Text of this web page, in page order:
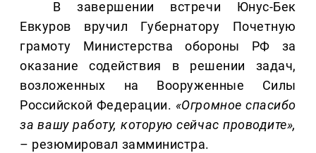
В завершении встречи Юнус-Бек
Евкуров вручил Губернатору Почетную
грамоту Министерства обороны РФ за
оказание содействия в решении задач,
возложенных на Вооруженные Силы
Российской Федерации. «Огромное спасибо
за вашу работу, которую сейчас проводите»,
– резюмировал замминистра.